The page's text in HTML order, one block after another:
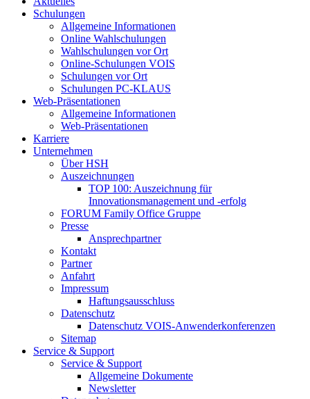
Schulungen
Allgemeine Informationen
Online Wahlschulungen
Wahlschulungen vor Ort
Online-Schulungen VOIS
Schulungen vor Ort
Schulungen PC-KLAUS
Web-Präsentationen
Allgemeine Informationen
Web-Präsentationen
Karriere
Unternehmen
Über HSH
Auszeichnungen
TOP 100: Auszeichnung für
Innovationsmanagement und -erfolg
FORUM Family Office Gruppe
Presse
Ansprechpartner
Kontakt
Partner
Anfahrt
Impressum
Haftungsausschluss
Datenschutz
Datenschutz VOIS-Anwenderkonferenzen
Sitemap
Service & Support
Service & Support
Allgemeine Dokumente
Newsletter